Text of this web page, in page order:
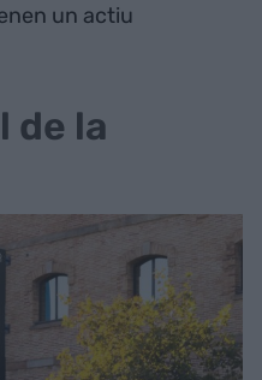
un actiu
de la